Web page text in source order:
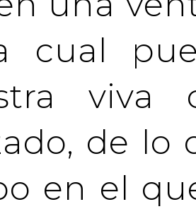
cual
de lo
en el